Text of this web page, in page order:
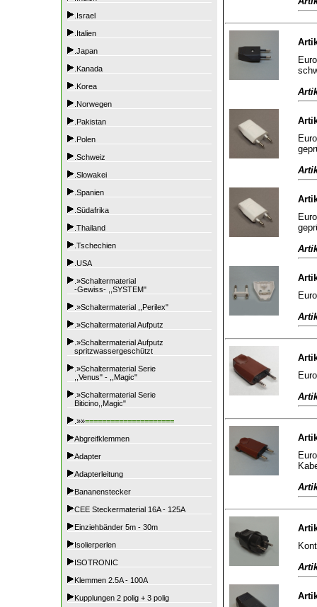
.Israel
.Italien
.Japan
.Kanada
.Korea
.Norwegen
.Pakistan
.Polen
.Schweiz
.Slowakei
.Spanien
.Südafrika
.Thailand
.Tschechien
.USA
.»Schaltermaterial
-Gewiss- ,,SYSTEM"
.»Schaltermaterial ,,Perilex"
.»Schaltermaterial Aufputz
.»Schaltermaterial Aufputz
spritzwassergeschützt
.»Schaltermaterial Serie
,,Venus" - ,,Magic"
.»Schaltermaterial Serie
Biticino,,Magic"
.»»=====================
Abgreifklemmen
Adapter
Adapterleitung
Bananenstecker
CEE Steckermaterial 16A - 125A
Einziehbänder 5m - 30m
Isolierperlen
ISOTRONIC
Klemmen 2.5A - 100A
Kupplungen 2 polig + 3 polig